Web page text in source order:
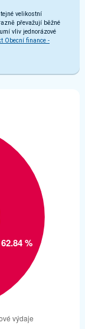
velikostní
převažují běžné
vliv jednorázové
Obecní finance -